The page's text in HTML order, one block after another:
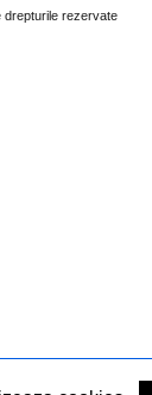
drepturile rezervate